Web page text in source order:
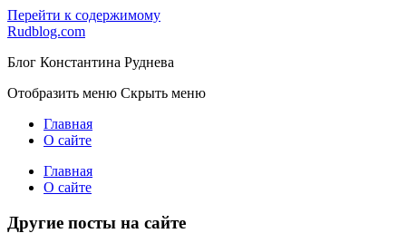
Перейти к содержимому
Rudblog.com
Блог Константина Руднева
Отобразить меню Скрыть меню
Главная
О сайте
Главная
О сайте
Другие посты на сайте